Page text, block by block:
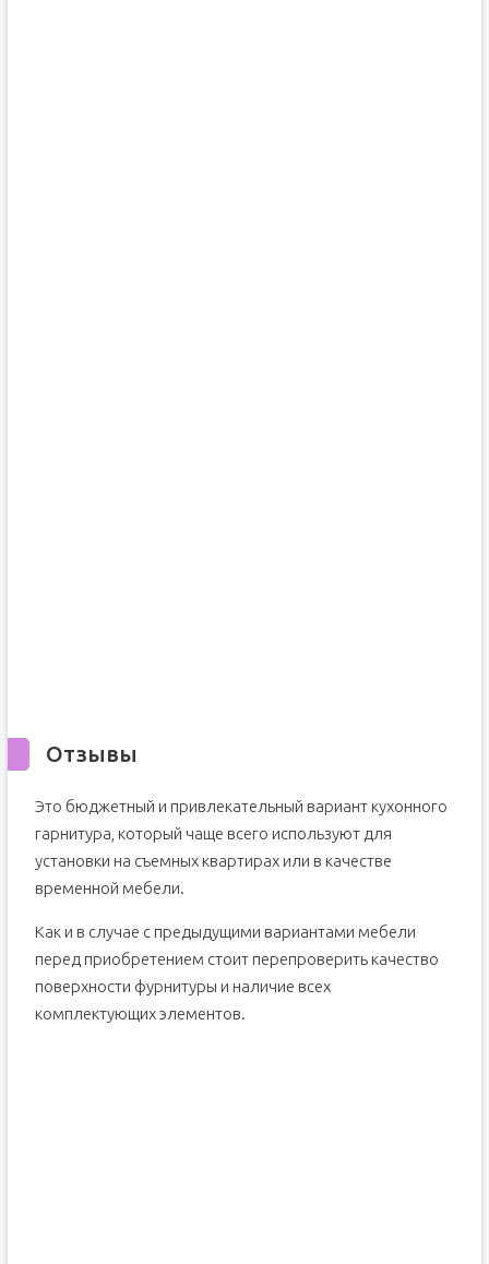
Отзывы
Это бюджетный и привлекательный вариант кухонного
гарнитура, который чаще всего используют для
установки на съемных квартирах или в качестве
временной мебели.
Как и в случае с предыдущими вариантами мебели
перед приобретением стоит перепроверить качество
поверхности фурнитуры и наличие всех
комплектующих элементов.